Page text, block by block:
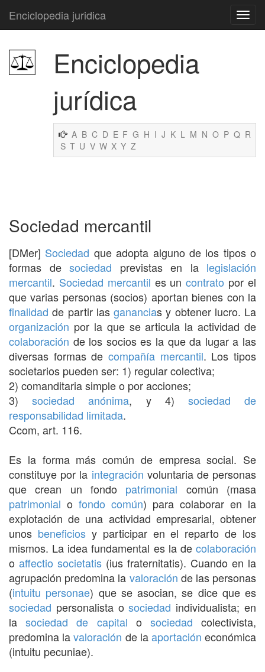
Enciclopedia juridica
Enciclopedia
jurídica
A B C D E F G H I J K L M N O P Q R
S T U V W X Y Z
Sociedad mercantil
[DMer] Sociedad que adopta alguno de los tipos o
formas de sociedad previstas en la legislación
mercantil. Sociedad mercantil es uncontrato por el
que varias personas (socios) aportan bienes con la
finalidad de partir las ganancias y obtener lucro. La
organización por la que se articula la actividad de
colaboración de los socios es la que da lugar a las
diversas formas de compañía mercantil. Los tipos
societarios pueden ser: 1) regular colectiva;
2) comanditaria simple o por acciones;
3)sociedad anónima, y 4) sociedad de
responsabilidad limitada.
Ccom, art. 116.
Es la forma más común de empresa social. Se
constituye por la integración voluntaria de personas
que crean un fondo patrimonial común (masa
patrimonial o fondo común) para colaborar en la
explotación de una actividad empresarial, obtener
unos beneficiosy participar en el reparto de los
mismos. La idea fundamental es la de colaboración
o affectio societatis (ius fraternitatis). Cuando en la
agrupación predomina la valoración de las personas
(intuitu personae) que se asocian, se dice que es
sociedad personalista osociedad individualista; en
lasociedad de capital o sociedad colectivista,
predomina lavaloración de laaportación económica
(intuitu pecuniae).